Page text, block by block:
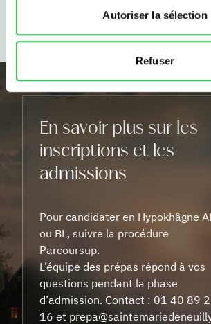
Autoriser la sélection
Refuser
En savoir plus sur les
inscriptions et les
admissions
Pour candidater en Hypokhâgne AL
ou BL, suivre la procédure
Parcoursup.
L’équipe des prépas répond à vos
questions pendant la phase
d’admission. Contact : 01 40 89
16 et